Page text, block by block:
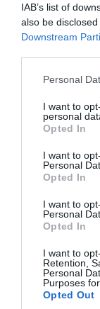
IAB’s list of
also be
Downstream
Please note that
not limited to
grant or deny
use your data
consent section.
Personal
I want to
personal
Opted In
I want to
Personal
Opted In
I want to
Personal
Opted In
I want to
Retention,
Personal
Purposes
Opted Out
16.08.2010 | 18:12
Συντριβή
Ένα
τρία κομμάτια
ξημερώματα